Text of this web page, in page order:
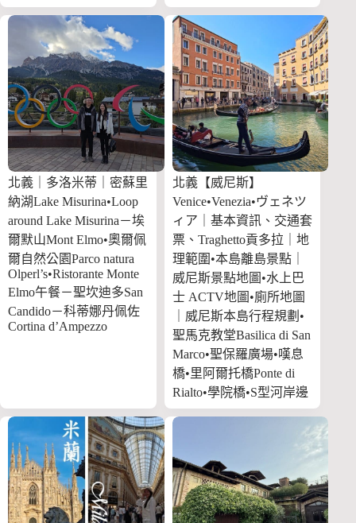
北義｜多洛米蒂｜密蘇里
納湖Lake Misurina•Loop
around Lake Misurina－埃
爾默山Mont Elmo•奧爾佩
爾自然公園Parco natura
Olperl’s•Ristorante Monte
Elmo午餐－聖坎迪多San
Candido－科蒂娜丹佩佐
Cortina d’Ampezzo
北義【威尼斯】
Venice•Venezia•ヴェネツ
ィア｜基本資訊、交通套
票、Traghetto貢多拉｜地
理範圍•本島離島景點｜
威尼斯景點地圖•水上巴
士 ACTV地圖•廁所地圖
｜威尼斯本島行程規劃•
聖馬克教堂Basilica di San
Marco•聖保羅廣場•嘆息
橋•里阿爾托橋Ponte di
Rialto•學院橋•S型河岸邊